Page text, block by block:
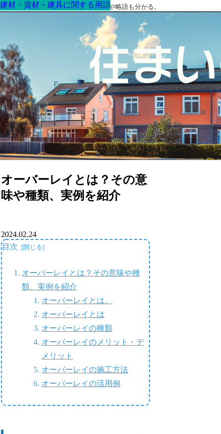
最高の家を作るための知識！専門用語や略語も分かる。
オーバーレイとは？その意
味や種類、実例を紹介
建材・資材・建具に関する用語
2024.02.24
目次
オーバーレイとは？その意味や種
類、実例を紹介
オーバーレイとは。
オーバーレイとは
オーバーレイの種類
オーバーレイのメリット・デ
メリット
オーバーレイの施工方法
オーバーレイの活用例
建材・資材・建具に関する用語
建材・資材・建具に関する用語
建材・資材・建具に関する用語
建材・資材・建具に関する用語
建材・資材・建具に関する用語
建材・資材・建具に関する用語